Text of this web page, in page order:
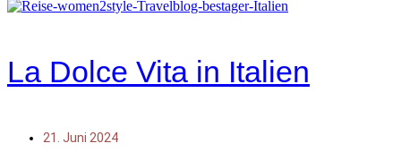
La Dolce Vita in Italien
21. Juni 2024